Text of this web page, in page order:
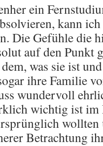
ein
kann
Die Gefühle die
auf den Punkt
was sie ist
ihre Familie
wundervoll
wichtig ist
wollten
Betrachtung